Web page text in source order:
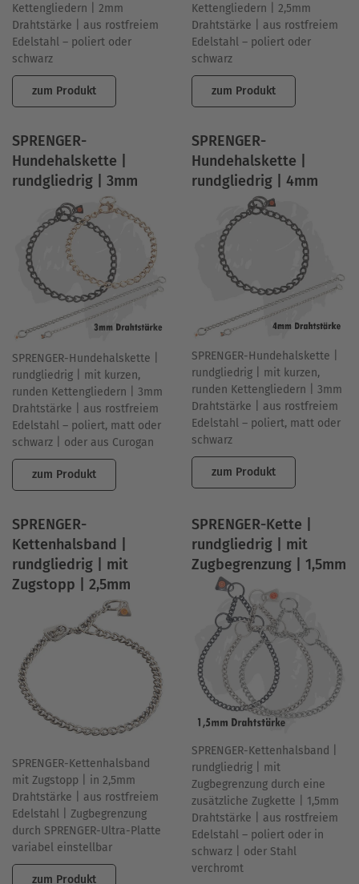
Kettengliedern | 2mm
Drahtstärke | aus rostfreiem
Edelstahl – poliert oder
schwarz
zum Produkt
Kettengliedern | 2,5mm
Drahtstärke | aus rostfreiem
Edelstahl – poliert oder
schwarz
zum Produkt
SPRENGER-
Hundehalskette |
rundgliedrig | 3mm
SPRENGER-Hundehalskette |
rundgliedrig | mit kurzen,
runden Kettengliedern | 3mm
Drahtstärke | aus rostfreiem
Edelstahl – poliert, matt oder
schwarz | oder aus Curogan
zum Produkt
SPRENGER-
Hundehalskette |
rundgliedrig | 4mm
SPRENGER-Hundehalskette |
rundgliedrig | mit kurzen,
runden Kettengliedern | 3mm
Drahtstärke | aus rostfreiem
Edelstahl – poliert, matt oder
schwarz
zum Produkt
SPRENGER-
Kettenhalsband |
rundgliedrig | mit
Zugstopp | 2,5mm
SPRENGER-Kettenhalsband
mit Zugstopp | in 2,5mm
Drahtstärke | aus rostfreiem
Edelstahl | Zugbegrenzung
durch SPRENGER-Ultra-Platte
variabel einstellbar
zum Produkt
SPRENGER-Kette |
rundgliedrig | mit
Zugbegrenzung | 1,5mm
SPRENGER-Kettenhalsband |
rundgliedrig | mit
Zugbegrenzung durch eine
zusätzliche Zugkette | 1,5mm
Drahtstärke | aus rostfreiem
Edelstahl – poliert oder in
schwarz | oder Stahl
verchromt